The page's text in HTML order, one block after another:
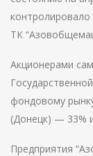
контролировало
ТК
Акционерами
фондовому
(Донецк) — 33%
Предприятия